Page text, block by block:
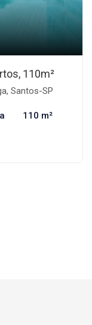
110m²
Santos-SP
110 m²